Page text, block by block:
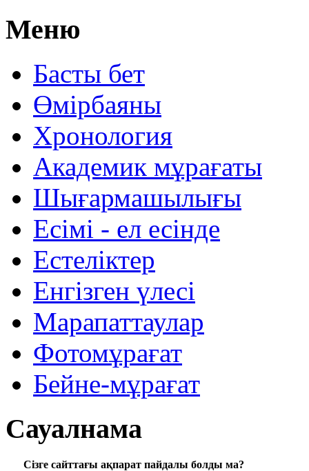
Меню
Басты бет
Өмірбаяны
Хронология
Aкадемик мұрағаты
Шығармашылығы
Есімі - ел есінде
Естеліктер
Енгізген үлесі
Марапаттаулар
Фотомұрағат
Бейне-мұрағат
Сауалнама
Сізге сайттағы ақпарат пайдалы болды ма?